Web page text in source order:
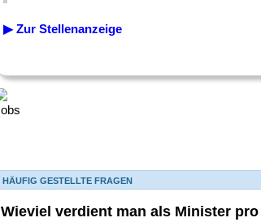
▶ Zur Stellenanzeige
HÄUFIG GESTELLTE FRAGEN
Wieviel verdient man als Minister